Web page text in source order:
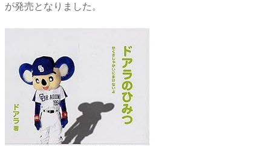
が発売となりました。